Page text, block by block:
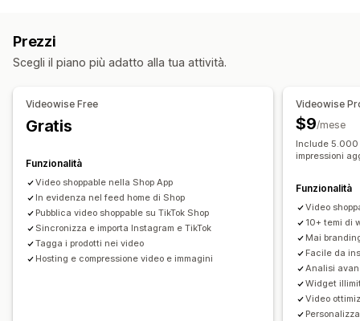
Condivisione sui social
Modifica dei video
Importazione dei video
Widget per i video
Caroselli
Adattivo per dispositivi mobili
Acquisti recenti
Multilingua
Layout personalizzati
Link ai social media
Analisi
Monitoraggio del coinvolgimento
Monitoraggio delle conversioni
Prezzi
Scegli il piano più adatto alla tua attività.
Videowise Free
Gratis
Funzionalità
Video shoppable nella Shop App
In evidenza nel feed home di Shop
Pubblica video shoppable su TikTok Shop
Sincronizza e importa Instagram e TikTok
Tagga i prodotti nei video
Hosting e compressione video e immagini
Videowise
$9/mese
Include 5.000
impressioni
Funzionalità
Video
10+ temi di
Mai
Facile da
Analisi
Widget
Video